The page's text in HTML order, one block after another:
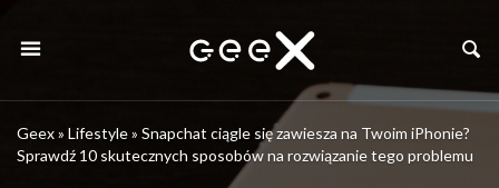
Geex» Lifestyle» Snapchat ciągle się zawiesza na Twoim iPhonie?
Sprawdź 10 skutecznych sposobów na rozwiązanie tego problemu